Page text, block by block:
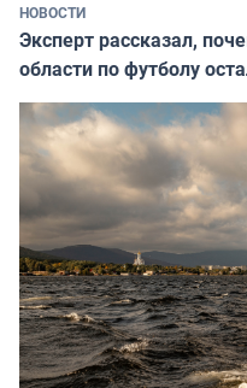
НОВОСТИ
Эксперт рассказал,
области по футболу